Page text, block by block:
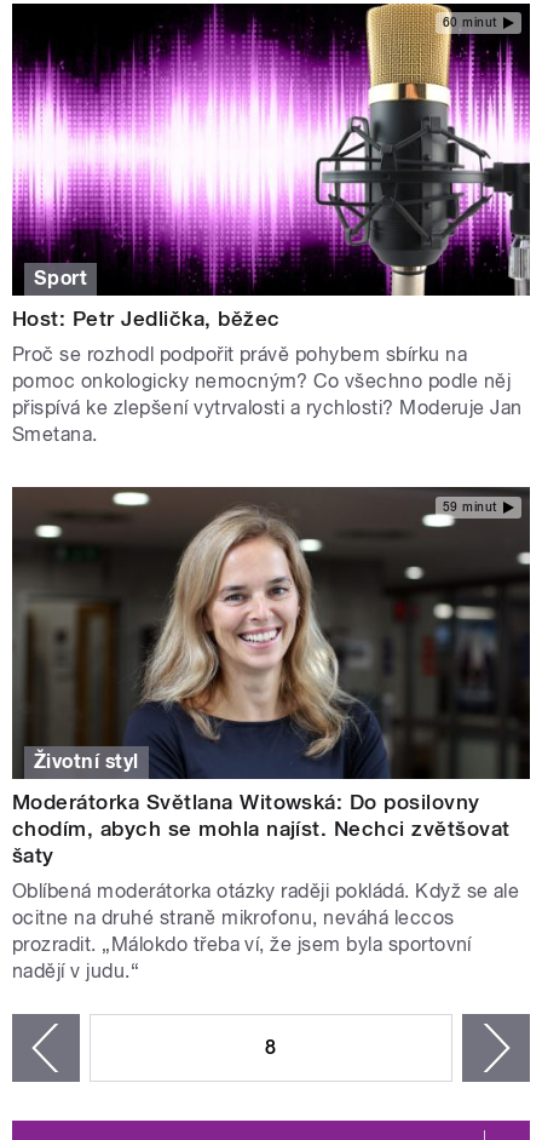
60 minut
Sport
Host: Petr Jedlička, běžec
Proč se rozhodl podpořit právě pohybem sbírku na
pomoc onkologicky nemocným? Co všechno podle něj
přispívá ke zlepšení vytrvalosti a rychlosti? Moderuje Jan
Smetana.
59 minut
Životní styl
Moderátorka Světlana Witowská: Do posilovny
chodím, abych se mohla najíst. Nechci zvětšovat
šaty
Oblíbená moderátorka otázky raději pokládá. Když se ale
ocitne na druhé straně mikrofonu, neváhá leccos
prozradit. „Málokdo třeba ví, že jsem byla sportovní
nadějí v judu.“
8